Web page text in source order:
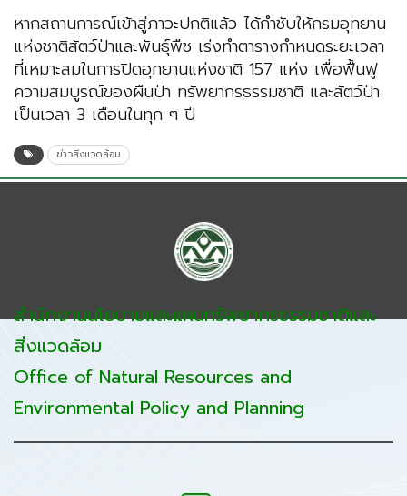
หากสถานการณ์เข้าสู่ภาวะปกติแล้ว ได้กำชับให้กรมอุทยาน
แห่งชาติสัตว์ป่าและพันธุ์พืช เร่งทำตารางกำหนดระยะเวลา
ที่เหมาะสมในการปิดอุทยานแห่งชาติ 157 แห่ง เพื่อฟื้นฟู
ความสมบูรณ์ของผืนป่า ทรัพยากรธรรมชาติ และสัตว์ป่า
เป็นเวลา 3 เดือนในทุก ๆ ปี
ข่าวสิ่งแวดล้อม
สำนักงานนโยบายและแผนทรัพยากรธรรมชาติและ
สิ่งแวดล้อม
Office of Natural Resources and
Environmental Policy and Planning